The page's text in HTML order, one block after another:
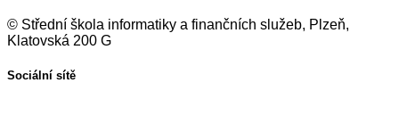
© Střední škola informatiky a finančních služeb, Plzeň,
Klatovská 200 G
Sociální sítě